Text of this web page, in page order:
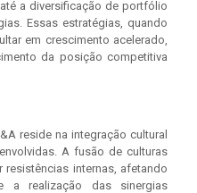
a diversificação de portfólio
Essas estratégias, quando
em crescimento acelerado,
da posição competitiva
reside na integração cultural
A fusão de culturas
internas, afetando
a realização das sinergias